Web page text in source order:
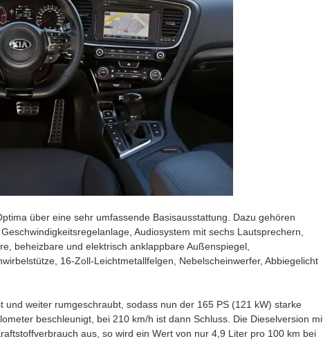
über eine sehr umfassende Basisausstattung. Dazu gehören
Audiosystem mit sechs Lautsprechern,
beheizbare und elektrisch anklappbare Außenspiegel,
16-Zoll-Leichtmetallfelgen, Nebelscheinwerfer, Abbiegelicht
weiter rumgeschraubt, sodass nun der 165 PS (121 kW) starke
beschleunigt, bei 210 km/h ist dann Schluss. Die Dieselversion
aus, so wird ein Wert von nur 4,9 Liter pro 100 km bei